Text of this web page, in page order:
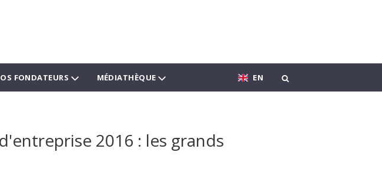
EN
FONDATEURS MÉDIATHÈQUE
2016 : les grands